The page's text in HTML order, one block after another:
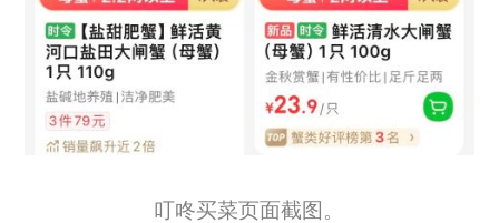
叮咚买菜页面截图。